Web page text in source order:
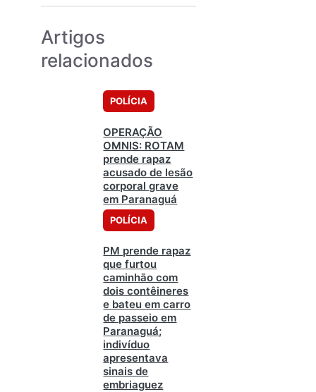
Artigos
relacionados
POLÍCIA
OPERAÇÃO
OMNIS: ROTAM
prende rapaz
acusado de lesão
corporal grave
em Paranaguá
POLÍCIA
PM prende rapaz
que furtou
caminhão com
dois contêineres
e bateu em carro
de passeio em
Paranaguá;
indivíduo
apresentava
sinais de
embriaguez